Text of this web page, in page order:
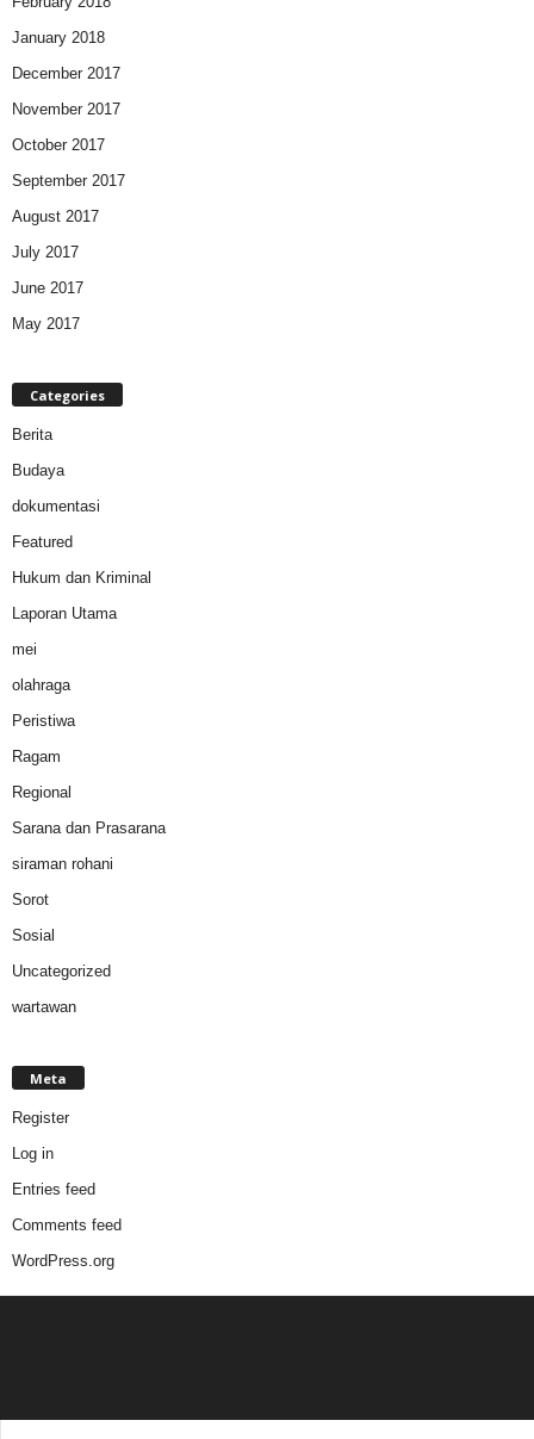
January 2018
December 2017
November 2017
October 2017
September 2017
August 2017
July 2017
June 2017
May 2017
Categories
Berita
Budaya
dokumentasi
Featured
Hukum dan Kriminal
Laporan Utama
mei
olahraga
Peristiwa
Ragam
Regional
Sarana dan Prasarana
siraman rohani
Sorot
Sosial
Uncategorized
wartawan
Meta
Register
Log in
Entries feed
Comments feed
WordPress.org